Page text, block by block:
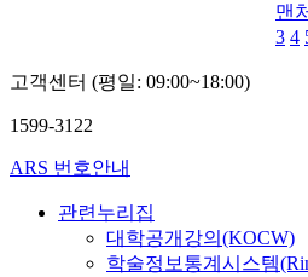
맨
3 4
고객센터 (평일: 09:00~18:00)
1599-3122
ARS 번호안내
관련누리집
대학공개강의(KOCW)
학술정보통계시스템